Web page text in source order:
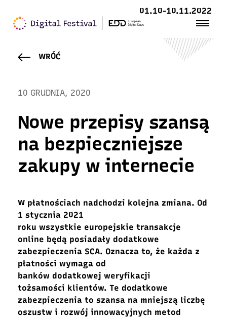
01.10-10.11.2022
WRÓĆ
10 GRUDNIA, 2020
Nowe przepisy szansą
na bezpieczniejsze
zakupy w internecie
W płatnościach nadchodzi kolejna zmiana. Od
1 stycznia 2021
roku wszystkie europejskie transakcje
online będą posiadały dodatkowe
zabezpieczenia SCA. Oznacza to, że każda z
płatności wymaga od
banków dodatkowej weryfikacji
tożsamości klientów. Te dodatkowe
zabezpieczenia to szansa na mniejszą liczbę
oszustw i rozwój innowacyjnych metod